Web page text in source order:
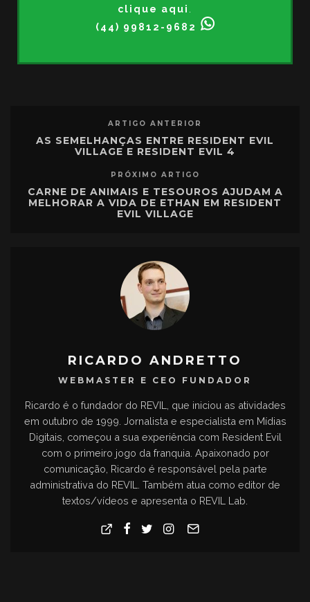
clique aqui
(44) 99812-9682
ARTIGO ANTERIOR
AS SEMELHANÇAS ENTRE RESIDENT EVIL
VILLAGE E RESIDENT EVIL 4
PRÓXIMO ARTIGO
CARNE DE ANIMAIS E TESOUROS AJUDAM A
MELHORAR A VIDA DE ETHAN EM RESIDENT
EVIL VILLAGE
RICARDO ANDRETTO
WEBMASTER E CEO FUNDADOR
Ricardo é o fundador do REVIL, que iniciou as atividades
em outubro de 1999. Jornalista e especialista em Mídias
Digitais, começou a sua experiência com Resident Evil
com o primeiro jogo da franquia. Apaixonado por
comunicação, Ricardo é responsável pela parte
administrativa do REVIL. Também atua como editor de
textos/vídeos e apresenta o REVIL Lab.